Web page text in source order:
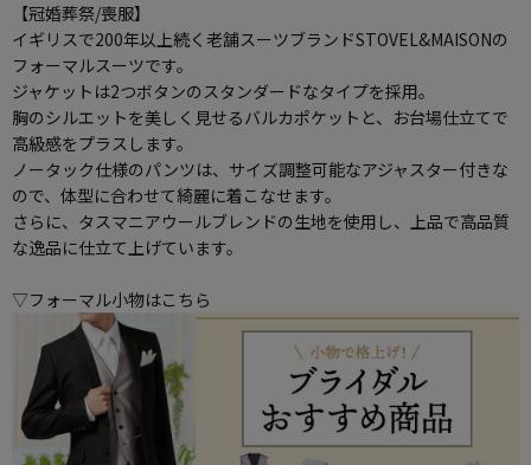
【冠婚葬祭/喪服】
イギリスで200年以上続く老舗スーツブランドSTOVEL&MAISONの
フォーマルスーツです。
ジャケットは2つボタンのスタンダードなタイプを採用。
胸のシルエットを美しく見せるバルカポケットと、お台場仕立てで
高級感をプラスします。
ノータック仕様のパンツは、サイズ調整可能なアジャスター付きな
ので、体型に合わせて綺麗に着こなせます。
さらに、タスマニアウールブレンドの生地を使用し、上品で高品質
な逸品に仕立て上げています。
▽フォーマル小物はこちら